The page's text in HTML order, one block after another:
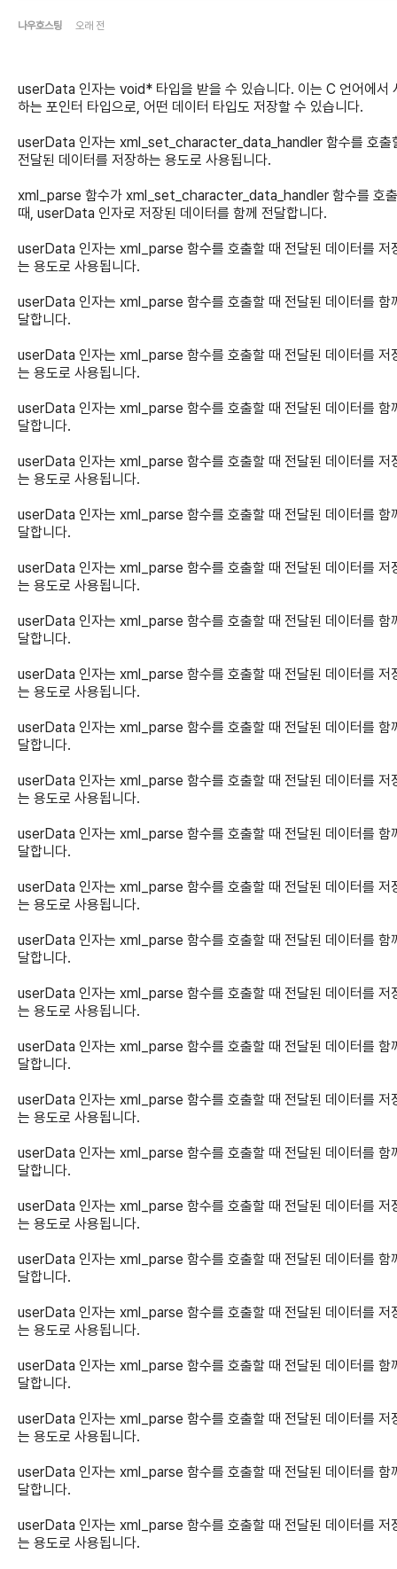
나우호스팅 오래 전
userData 인자는 void* 타입을 받을 수 있습니다. 이는 C 언어에서
하는 포인터 타입으로, 어떤 데이터 타입도 저장할 수 있습니다.
userData 인자는 xml_set_character_data_handler 함수를 호출
전달된 데이터를 저장하는 용도로 사용됩니다.
xml_parse 함수가 xml_set_character_data_handler 함수를 호
때, userData 인자로 저장된 데이터를 함께 전달합니다.
userData 인자는 xml_parse 함수를 호출할 때 전달된 데이터를 저
는 용도로 사용됩니다.
userData 인자는 xml_parse 함수를 호출할 때 전달된 데이터를 함
달합니다.
userData 인자는 xml_parse 함수를 호출할 때 전달된 데이터를 저
는 용도로 사용됩니다.
userData 인자는 xml_parse 함수를 호출할 때 전달된 데이터를 함
달합니다.
userData 인자는 xml_parse 함수를 호출할 때 전달된 데이터를 저
는 용도로 사용됩니다.
userData 인자는 xml_parse 함수를 호출할 때 전달된 데이터를 함
달합니다.
userData 인자는 xml_parse 함수를 호출할 때 전달된 데이터를 저
는 용도로 사용됩니다.
userData 인자는 xml_parse 함수를 호출할 때 전달된 데이터를 함
달합니다.
userData 인자는 xml_parse 함수를 호출할 때 전달된 데이터를 저
는 용도로 사용됩니다.
userData 인자는 xml_parse 함수를 호출할 때 전달된 데이터를 함
달합니다.
userData 인자는 xml_parse 함수를 호출할 때 전달된 데이터를 저
는 용도로 사용됩니다.
userData 인자는 xml_parse 함수를 호출할 때 전달된 데이터를 함
달합니다.
userData 인자는 xml_parse 함수를 호출할 때 전달된 데이터를 저
는 용도로 사용됩니다.
userData 인자는 xml_parse 함수를 호출할 때 전달된 데이터를 함
달합니다.
userData 인자는 xml_parse 함수를 호출할 때 전달된 데이터를 저
는 용도로 사용됩니다.
userData 인자는 xml_parse 함수를 호출할 때 전달된 데이터를 함
달합니다.
userData 인자는 xml_parse 함수를 호출할 때 전달된 데이터를 저
는 용도로 사용됩니다.
userData 인자는 xml_parse 함수를 호출할 때 전달된 데이터를 함
달합니다.
userData 인자는 xml_parse 함수를 호출할 때 전달된 데이터를 저
는 용도로 사용됩니다.
userData 인자는 xml_parse 함수를 호출할 때 전달된 데이터를 함
달합니다.
userData 인자는 xml_parse 함수를 호출할 때 전달된 데이터를 저
는 용도로 사용됩니다.
userData 인자는 xml_parse 함수를 호출할 때 전달된 데이터를 함
달합니다.
userData 인자는 xml_parse 함수를 호출할 때 전달된 데이터를 저
는 용도로 사용됩니다.
userData 인자는 xml_parse 함수를 호출할 때 전달된 데이터를 함
달합니다.
userData 인자는 xml_parse 함수를 호출할 때 전달된 데이터를 저
는 용도로 사용됩니다.